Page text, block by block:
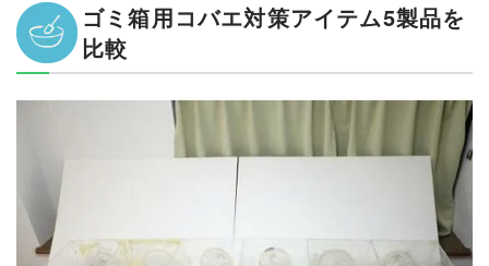
ゴミ箱用コバエ対策アイテム5製品を
比較